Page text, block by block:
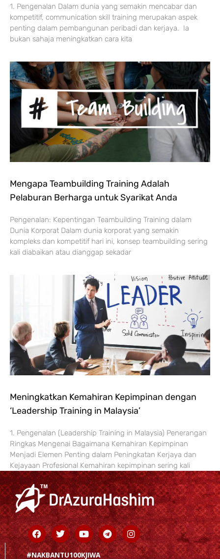
1. Pengenalan Dalam dunia yang semakin mencabar dan
kompetitif, communication skill training merupakan aspek
penting dalam pembangunan peribadi dan kerjaya. Ia
bukan sahaja meningkatkan cara kita
Mengapa Teambuilding Training Adalah
Pelaburan Berharga untuk Syarikat Anda
Pengenalan: Kepentingan Teambuilding Training dalam
Dunia Korporat Dalam dunia korporat yang semakin
kompleks dan kompetitif hari ini, konsep teambuilding sering
kali diabaikan atau dianggap sekadar
Meningkatkan Kemahiran Kepimpinan dengan
‘Leadership Training in Malaysia’
1. Pengenalan (Leadership Training in Malaysia) Penerangan
Ringkas Mengenai Bagaimana Kemahiran Kepimpinan
Menjadi Elemen Penting dalam Peningkatan Kerjaya dan
Kejayaan Profesional Kemahiran kepimpinan sering kali
Facebook
TwitterYoutubeTelegramInstagram
#NAKBANTU100KJIWA